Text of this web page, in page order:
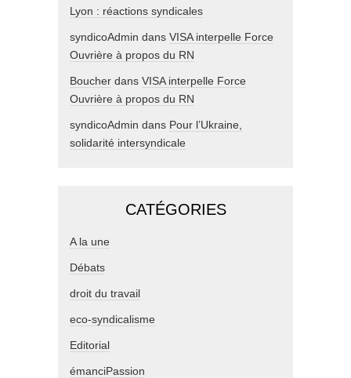
Lyon : réactions syndicales
syndicoAdmin dans VISA interpelle Force
Ouvrière à propos du RN
Boucher dans VISA interpelle Force
Ouvrière à propos du RN
syndicoAdmin dans Pour l’Ukraine,
solidarité intersyndicale
CATÉGORIES
A la une
Débats
droit du travail
eco-syndicalisme
Editorial
émanciPassion